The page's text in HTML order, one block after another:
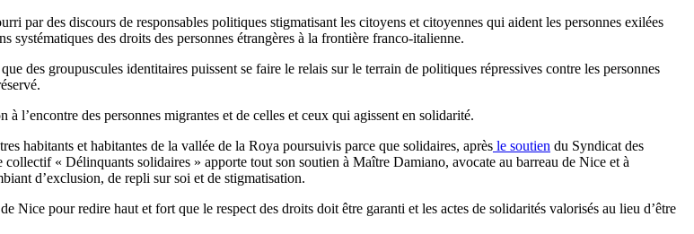
par des discours de responsables politiques stigmatisant les citoyens et citoyennes qui aident les personnes exilées
des droits des personnes étrangères à la frontière franco-italienne.
des groupuscules identitaires puissent se faire le relais sur le terrain de politiques répressives contre les personnes
l’encontre des personnes migrantes et de celles et ceux qui agissent en solidarité.
habitants et habitantes de la vallée de la Roya poursuivis parce que solidaires, après le soutien du Syndicat des
« Délinquants solidaires » apporte tout son soutien à Maître Damiano, avocate au barreau de Nice et à
d’exclusion, de repli sur soi et de stigmatisation.
pour redire haut et fort que le respect des droits doit être garanti et les actes de solidarités valorisés au lieu d’être